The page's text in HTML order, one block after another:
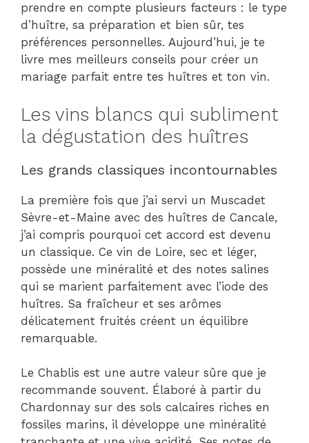
prendre en compte plusieurs facteurs : le type
d’huître, sa préparation et bien sûr, tes
préférences personnelles. Aujourd’hui, je te
livre mes meilleurs conseils pour créer un
mariage parfait entre tes huîtres et ton vin.
Les vins blancs qui subliment
la dégustation des huîtres
Les grands classiques incontournables
La première fois que j’ai servi un Muscadet
Sèvre-et-Maine avec des huîtres de Cancale,
j’ai compris pourquoi cet accord est devenu
un classique. Ce vin de Loire, sec et léger,
possède une minéralité et des notes salines
qui se marient parfaitement avec l’iode des
huîtres. Sa fraîcheur et ses arômes
délicatement fruités créent un équilibre
remarquable.
Le Chablis est une autre valeur sûre que je
recommande souvent. Élaboré à partir du
Chardonnay sur des sols calcaires riches en
fossiles marins, il développe une minéralité